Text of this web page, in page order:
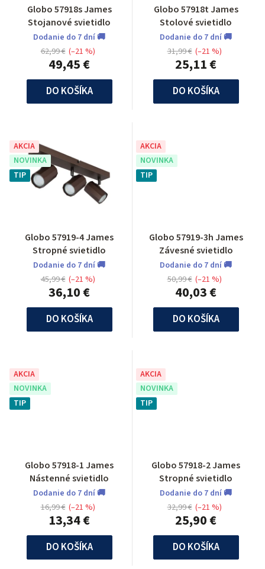
Globo 57918s James
Stojanové svietidlo
Dodanie do 7 dní 🚚
49,45 €
62,99 € (–21 %)
DO KOŠÍKA
Globo 57918t James
Stolové svietidlo
Dodanie do 7 dní 🚚
25,11 €
31,99 € (–21 %)
DO KOŠÍKA
AKCIA
NOVINKA
TIP
Globo 57919-4 James
Stropné svietidlo
Dodanie do 7 dní 🚚
36,10 €
45,99 € (–21 %)
DO KOŠÍKA
AKCIA
NOVINKA
TIP
Globo 57919-3h James
Závesné svietidlo
Dodanie do 7 dní 🚚
40,03 €
50,99 € (–21 %)
DO KOŠÍKA
AKCIA
NOVINKA
TIP
Globo 57918-1 James
Nástenné svietidlo
Dodanie do 7 dní 🚚
13,34 €
16,99 € (–21 %)
DO KOŠÍKA
AKCIA
NOVINKA
TIP
Globo 57918-2 James
Stropné svietidlo
Dodanie do 7 dní 🚚
25,90 €
32,99 € (–21 %)
DO KOŠÍKA